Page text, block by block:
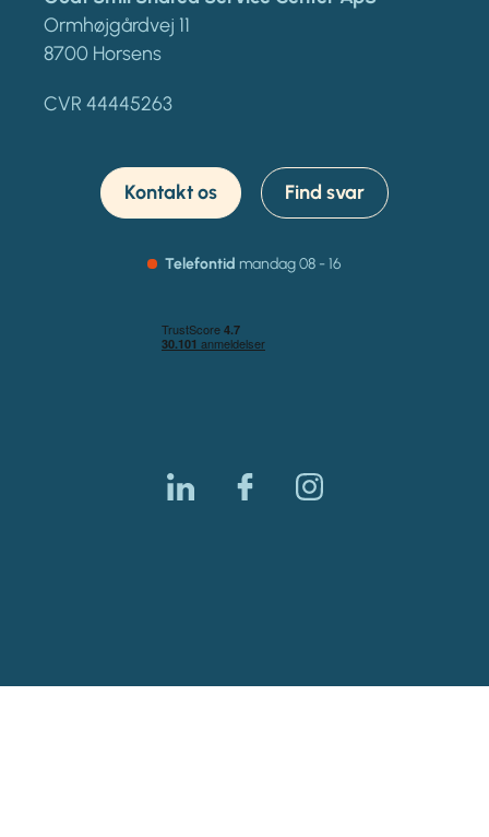
Ormhøjgårdvej 11
8700 Horsens
CVR 44445263
Kontakt os Find svar
Telefontid mandag08 - 16